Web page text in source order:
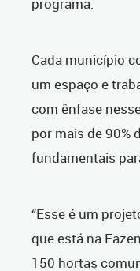
programa.
Cada município
um espaço e
com ênfase
por mais de 90%
fundamentais
“Esse é um
que está na
150 hortas